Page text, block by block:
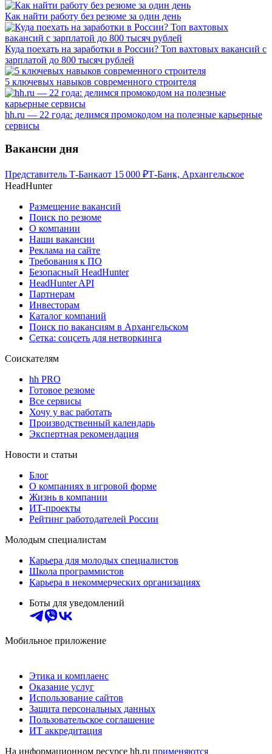
Как найти работу без резюме за один день
Куда поехать на заработки в России? Топ вахтовых вакансий с
зарплатой до 800 тысяч рублей
5 ключевых навыков современного строителя
hh.ru — 22 года: делимся промокодом на полезные карьерные
сервисы
Вакансии дня
Представитель Т-Банкаот 15 000 ₽Т-Банк, Архангельское
HeadHunter
Размещение вакансий
Поиск по резюме
О компании
Наши вакансии
Реклама на сайте
Требования к ПО
Безопасный HeadHunter
HeadHunter API
Партнерам
Инвесторам
Каталог компаний
Поиск по вакансиям в Архангельском
Сетка: соцсеть для нетворкинга
Соискателям
hh PRO
Готовое резюме
Все сервисы
Хочу у вас работать
Производственный календарь
Экспертная рекомендация
Новости и статьи
Блог
О компаниях в игровой форме
Жизнь в компании
ИТ-проекты
Рейтинг работодателей России
Молодым специалистам
Карьера для молодых специалистов
Школа программистов
Карьера в некоммерческих организациях
Боты для уведомлений
Мобильное приложение
Этика и комплаенс
Оказание услуг
Использование сайтов
Защита персональных данных
Пользовательское соглашение
ИТ аккредитация
На информационном ресурсе hh.ru применяются